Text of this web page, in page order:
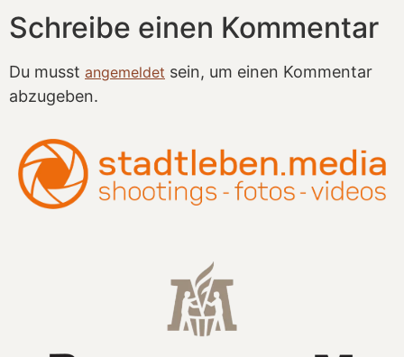
Schreibe einen Kommentar
Du musst angemeldet sein, um einen Kommentar
abzugeben.